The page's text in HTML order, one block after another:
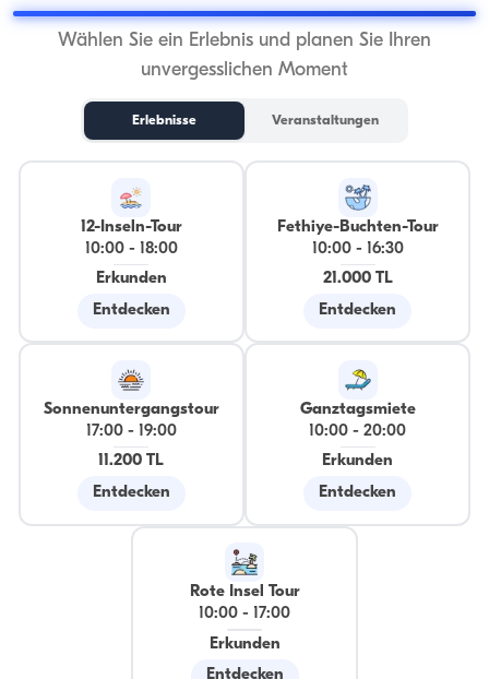
Wählen Sie ein Erlebnis und planen Sie Ihren
unvergesslichen Moment
Erlebnisse Veranstaltungen
12-Inseln-Tour
10:00-
18:00
Erkunden
Entdecken
Fethiye-Buchten-Tour
10:00-
16:30
21.000 TL
Entdecken
Sonnenuntergangstour
17:00-
19:00
11.200 TL
Entdecken
Ganztagsmiete
10:00 -20:00
Erkunden
Entdecken
Rote Insel Tour
10:00 - 17:00
Erkunden
Entdecken